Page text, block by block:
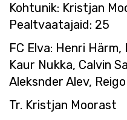
Kohtunik: Kristjan
Pealtvaatajaid: 25
FC Elva: Henri Härm,
Kaur Nukka, Calvin
Aleksnder Alev,
Tr. Kristjan Moorast